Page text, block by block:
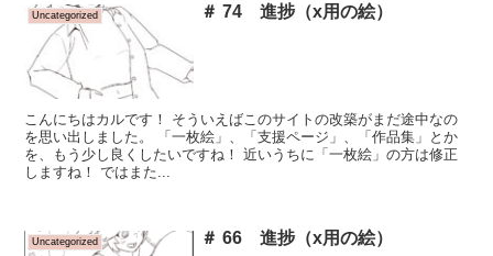
Uncategorized ＃ 74 進捗（x用の絵）
こんにちはカルです！ そういえばこのサイトの改築がまだ途中なの
を思い出しました。 「一枚絵」、「支援ページ」、「作品集」とか
を、もう少し良くしたいですね！ 近いうちに「一枚絵」の方は修正
しますね！ ではまた...
Uncategorized ＃ 66 進捗（x用の絵）